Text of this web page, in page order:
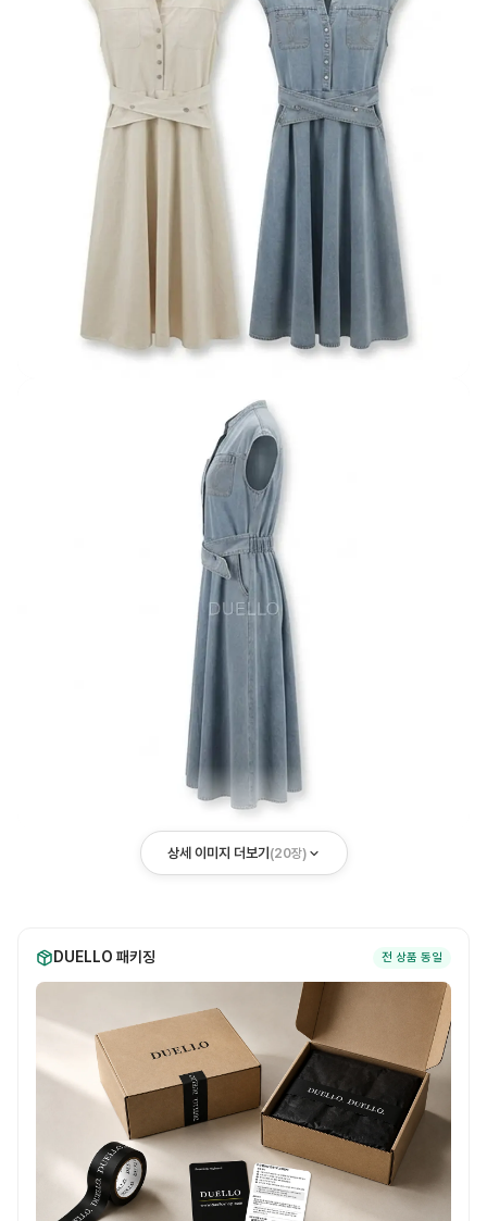
상세 이미지 더보기 (20장)
DUELLO 패키징 전 상품 동일